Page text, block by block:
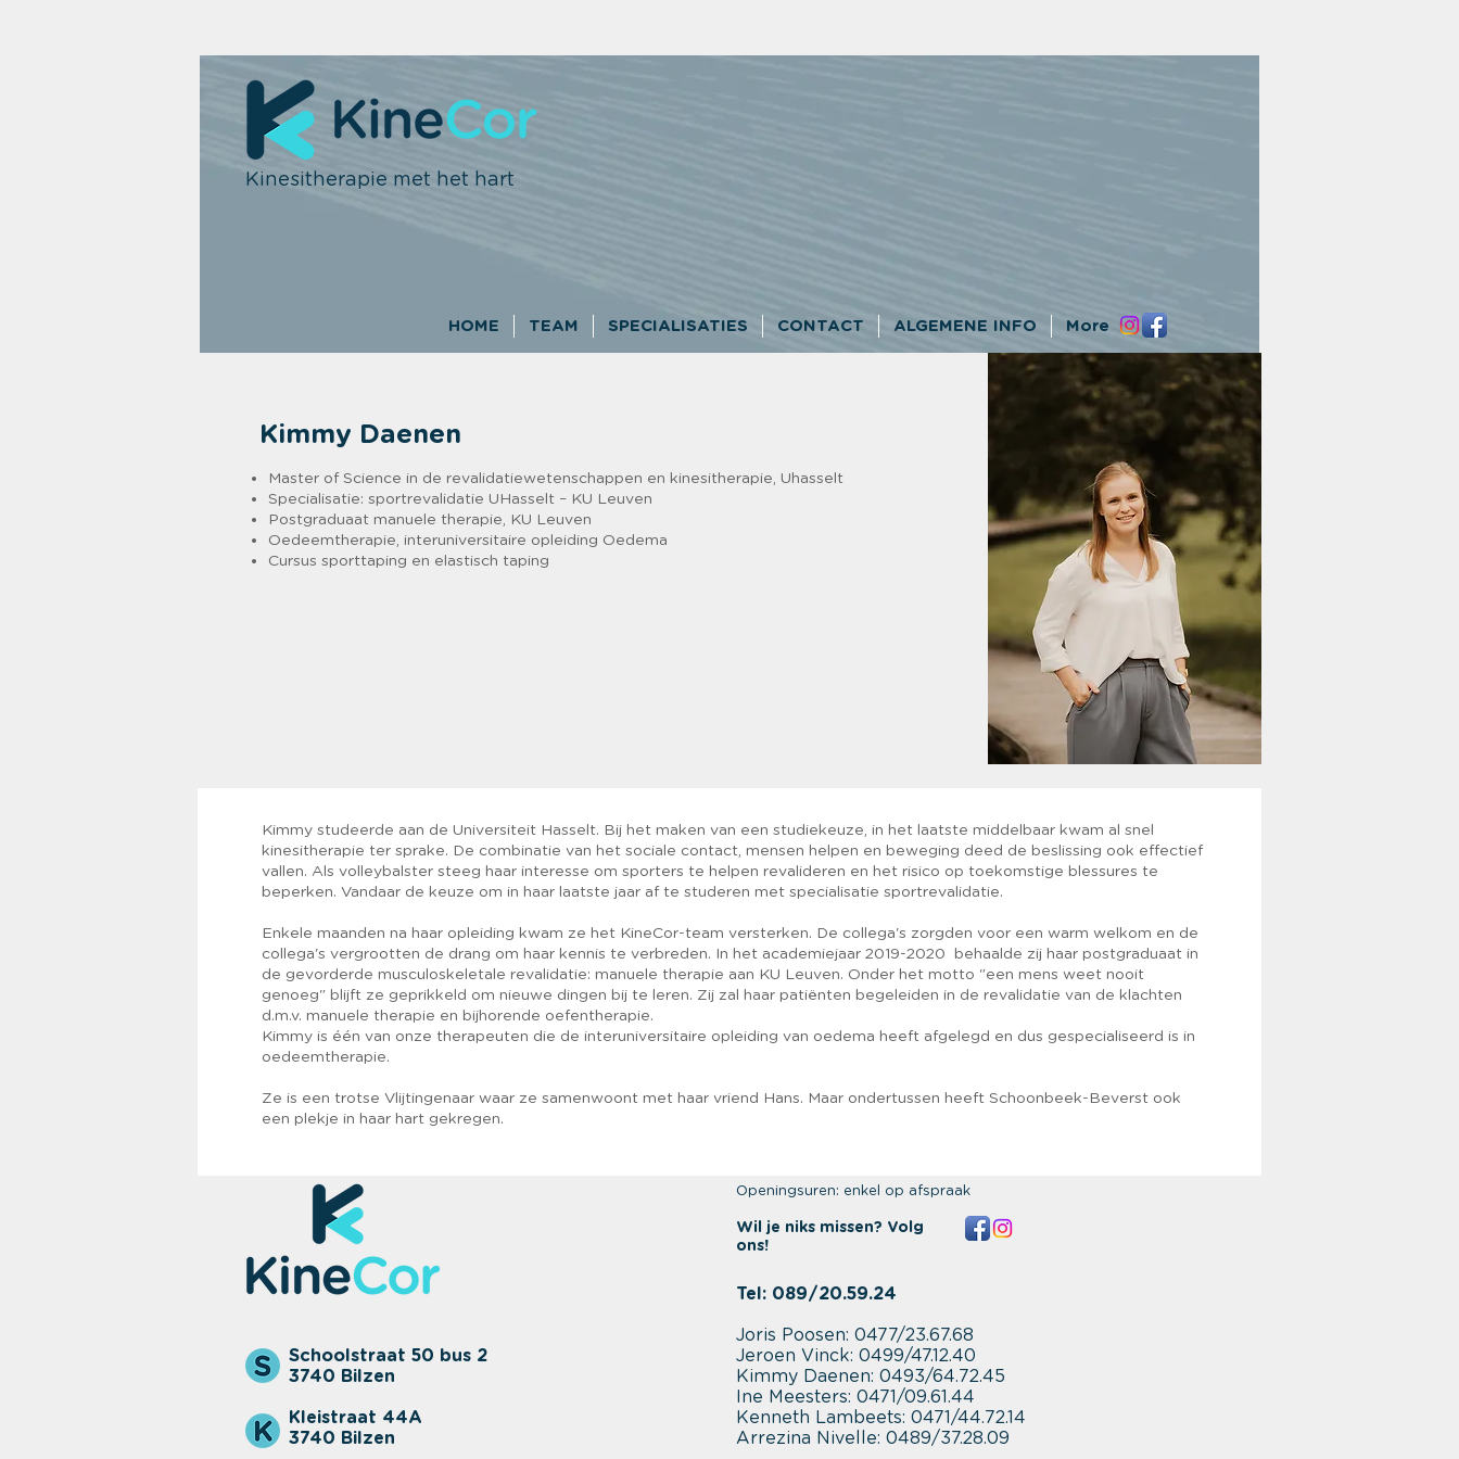
Kinesitherapie met het hart
HOME TEAM SPECIALISATIES CONTACT ALGEMENE INFO More
Kimmy Daenen
Master of Science in de revalidatiewetenschappen en kinesitherapie, Uhasselt
Specialisatie: sportrevalidatie UHasselt – KU Leuven
Postgraduaat manuele therapie, KU Leuven
Oedeemtherapie, interuniversitaire opleiding Oedema
Cursus sporttaping en elastisch taping
Kimmy studeerde aan de Universiteit Hasselt. Bij het maken van een studiekeuze, in het laatste middelbaar kwam al snel
kinesitherapie ter sprake. De combinatie van het sociale contact, mensen helpen en beweging deed de beslissing ook effectief
vallen. Als volleybalster steeg haar interesse om sporters te helpen revalideren en het risico op toekomstige blessures te
beperken. Vandaar de keuze om in haar laatste jaar af te studeren met specialisatie sportrevalidatie.
Enkele maanden na haar opleiding kwam ze het KineCor-team versterken. De collega's zorgden voor een warm welkom en de
collega's vergrootten de drang om haar kennis te verbreden. In het academiejaar 2019-2020 behaalde zij haar postgraduaat in
de gevorderde musculoskeletale revalidatie: manuele therapie aan KU Leuven. Onder het motto "een mens weet nooit
genoeg" blijft ze geprikkeld om nieuwe dingen bij te leren. Zij zal haar patiënten begeleiden in de revalidatie van de klachten
d.m.v. manuele therapie en bijhorende oefentherapie.
Kimmy is één van onze therapeuten die de interuniversitaire opleiding van oedema heeft afgelegd en dus gespecialiseerd is in
oedeemtherapie.
Ze is een trotse Vlijtingenaar waar ze samenwoont met haar vriend Hans. Maar ondertussen heeft Schoonbeek-Beverst ook
een plekje in haar hart gekregen.
Schoolstraat 50 bus 2
3740 Bilzen
Kleistraat 44A
3740 Bilzen
Openingsuren: enkel op afspraak
Wil je niks missen? Volg
ons!
Tel: 089/20.59.24
Joris Poosen: 0477/23.67.68
Jeroen Vinck: 0499/47.12.40
Kimmy Daenen: 0493/64.72.45
Ine Meesters: 0471/09.61.44
Kenneth Lambeets: 0471/44.72.14
Arrezina Nivelle: 0489/37.28.09